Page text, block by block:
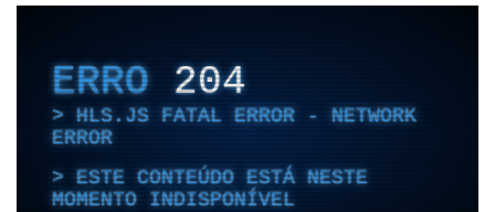
ERRO204
HLS.JS FATAL ERROR - NETWORK
ERROR
ESTE CONTEÚDO ESTÁ NESTE
MOMENTO INDISPONÍVEL